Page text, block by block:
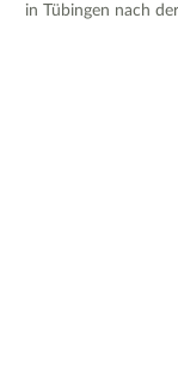
in Tübingen nach